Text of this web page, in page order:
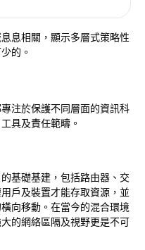
息相關，顯示多層式策略性
的。
注於保護不同層面的資訊科
具及責任範疇。
基礎基建，包括路由器、交
戶及裝置才能存取資源，並
向移動。在當今的混合環境
的網絡區隔及視野更是不可